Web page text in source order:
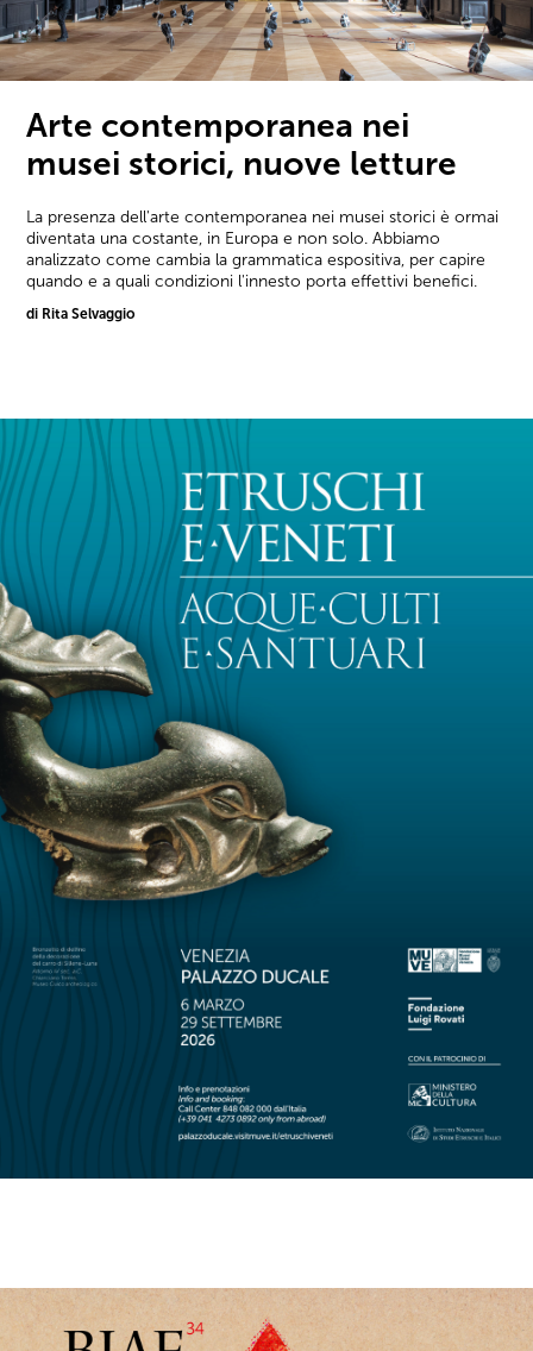
Arte contemporanea nei
musei storici, nuove letture
La presenza dell'arte contemporanea nei musei storici è ormai
diventata una costante, in Europa e non solo. Abbiamo
analizzato come cambia la grammatica espositiva, per capire
quando e a quali condizioni l'innesto porta effettivi benefici.
di Rita Selvaggio